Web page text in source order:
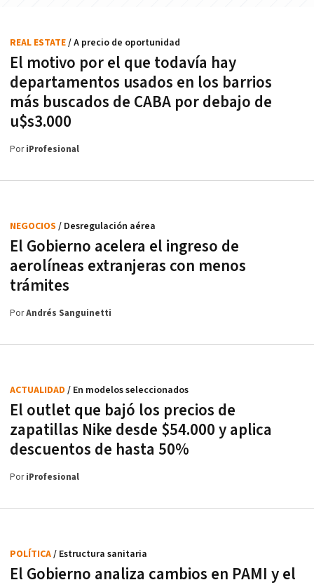
El motivo por el que todavía hay
departamentos usados en los barrios
más buscados de CABA por debajo de
u$s3.000
REAL ESTATE/ A precio de oportunidad
PoriProfesional
El Gobierno acelera el ingreso de
aerolíneas extranjeras con menos
trámites
NEGOCIOS / Desregulación aérea
PorAndrés Sanguinetti
El outlet que bajó los precios de
zapatillas Nike desde $54.000 y aplica
descuentos de hasta 50%
ACTUALIDAD / En modelos seleccionados
PoriProfesional
El Gobierno analiza cambios en PAMI y el
POLÍTICA/ Estructura sanitaria